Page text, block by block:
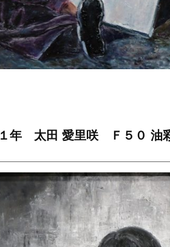
１年 太田 愛里咲 Ｆ５０ 油